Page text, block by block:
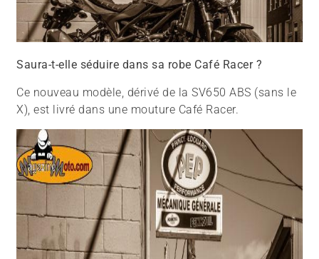
Saura-t-elle séduire dans sa robe Café Racer ?
Ce nouveau modèle, dérivé de la SV650 ABS (sans le
X), est livré dans une mouture Café Racer.